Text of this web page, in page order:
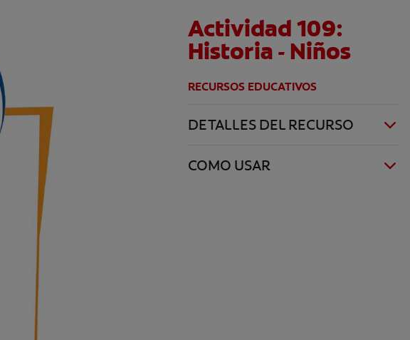
Actividad 109:
Historia - Niños
RECURSOS EDUCATIVOS
DETALLES DEL RECURSO
COMO USAR